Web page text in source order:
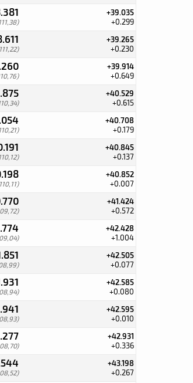
+39.035
+0.299
+39.265
+0.230
+39.914
+0.649
+40.529
+0.615
+40.708
+0.179
+40.845
+0.137
+40.852
+0.007
+41.424
+0.572
+42.428
+1.004
+42.505
+0.077
+42.585
+0.080
+42.595
+0.010
+42.931
+0.336
+43.198
+0.267